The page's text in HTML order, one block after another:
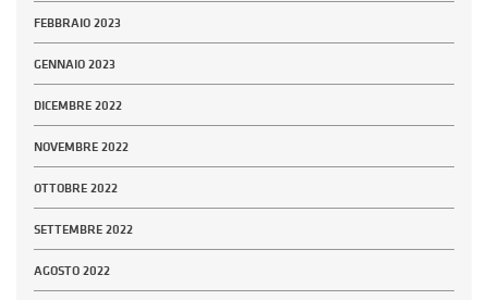
FEBBRAIO 2023
GENNAIO 2023
DICEMBRE 2022
NOVEMBRE 2022
OTTOBRE 2022
SETTEMBRE 2022
AGOSTO 2022